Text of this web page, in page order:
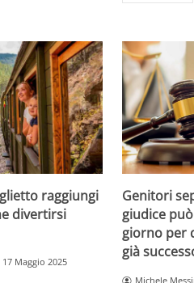
raggiungi
divertirsi
17 Maggio 2025
Genitori
giudice
giorno per
già
Michele